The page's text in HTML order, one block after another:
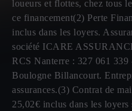
loueurs et flottes, chez tous
ce financement(2) Perte
inclus dans les loyers.
société ICARE
RCS Nanterre : 327 061
Boulogne Billancourt.
assurances.(3) Contrat de
25,02€ inclus dans les loyers